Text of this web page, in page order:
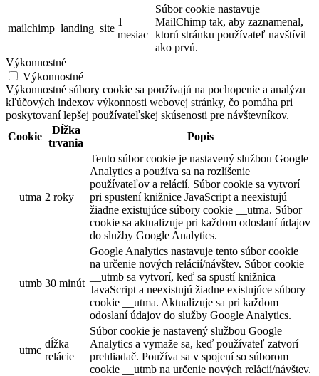
mailchimp_landing_site
1
mesiac
Súbor cookie nastavuje
MailChimp tak, aby zaznamenal,
ktorú stránku používateľ navštívil
ako prvú.
Výkonnostné
Výkonnostné
Výkonnostné súbory cookie sa používajú na pochopenie a analýzu
kľúčových indexov výkonnosti webovej stránky, čo pomáha pri
poskytovaní lepšej používateľskej skúsenosti pre návštevníkov.
Cookie
Dĺžka
trvania
Popis
__utma 2 roky
Tento súbor cookie je nastavený službou Google
Analytics a používa sa na rozlíšenie
používateľov a relácií. Súbor cookie sa vytvorí
pri spustení knižnice JavaScript a neexistujú
žiadne existujúce súbory cookie __utma. Súbor
cookie sa aktualizuje pri každom odoslaní údajov
do služby Google Analytics.
__utmb 30 minút
Google Analytics nastavuje tento súbor cookie
na určenie nových relácií/návštev. Súbor cookie
__utmb sa vytvorí, keď sa spustí knižnica
JavaScript a neexistujú žiadne existujúce súbory
cookie __utma. Aktualizuje sa pri každom
odoslaní údajov do služby Google Analytics.
__utmc
dĺžka
relácie
Súbor cookie je nastavený službou Google
Analytics a vymaže sa, keď používateľ zatvorí
prehliadač. Používa sa v spojení so súborom
cookie __utmb na určenie nových relácií/návštev.